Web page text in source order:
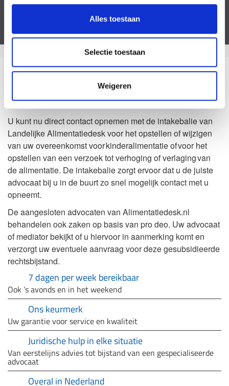
Alles toestaan
Selectie toestaan
Weigeren
algemene voorwaarden
Zo kan het dus ook
Waarom Landelijke Alimentatiedesk?
U kunt nu direct contact opnemen met de intakebalie van
Landelijke Alimentatiedesk voor het opstellen of wijzigen
van uw overeenkomst voor kinderalimentatie of voor het
opstellen van een verzoek tot verhoging of verlaging van
de alimentatie. De intakebalie zorgt ervoor dat u de juiste
advocaat bij u in de buurt zo snel mogelijk contact met u
opneemt.
De aangesloten advocaten van Alimentatiedesk.nl
behandelen ook zaken op basis van pro deo. Uw advocaat
of mediator bekijkt of u hiervoor in aanmerking komt en
verzorgt uw eventuele aanvraag voor deze gesubsidieerde
rechtsbijstand.
7 dagen per week bereikbaar
Ook ’s avonds en in het weekend
Ons keurmerk
Uw garantie voor service en kwaliteit
Juridische hulp in elke situatie
Van eerstelijns advies tot bijstand van een gespecialiseerde
advocaat
Overal in Nederland